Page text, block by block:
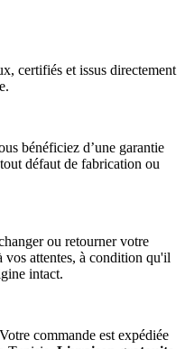
certifiés et issus directement
bénéficiez d’une garantie
défaut de fabrication ou
ou retourner votre
vos attentes, à condition qu'il
intact.
commande est expédiée